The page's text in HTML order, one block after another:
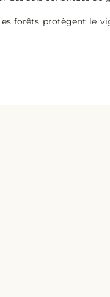
forêts protègent le